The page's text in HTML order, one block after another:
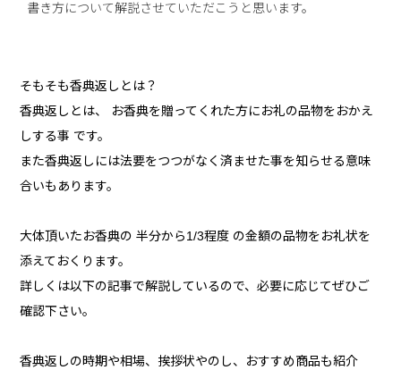
書き方について解説させていただこうと思います。
そもそも香典返しとは？
香典返しとは、 お香典を贈ってくれた方にお礼の品物をおかえ
しする事 です。
また香典返しには法要をつつがなく済ませた事を知らせる意味
合いもあります。
大体頂いたお香典の 半分から1/3程度 の金額の品物をお礼状を
添えておくります。
詳しくは以下の記事で解説しているので、必要に応じてぜひご
確認下さい。
香典返しの時期や相場、挨拶状やのし、おすすめ商品も紹介